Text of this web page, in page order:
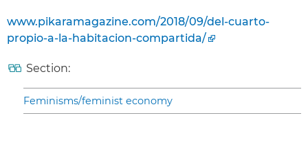
www.pikaramagazine.com/2018/09/del-cuarto-
propio-a-la-habitacion-compartida/
Section:
Feminisms/feminist economy